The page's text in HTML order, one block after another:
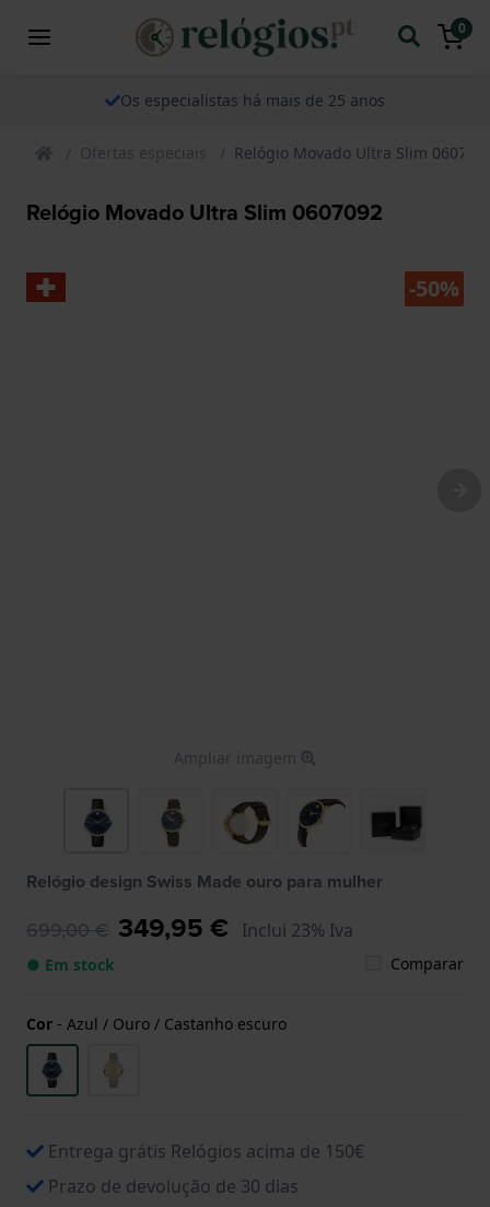
0
Os especialistas há mais de 25 anos
Ofertas especiais Relógio Movado Ultra Slim
Relógio Movado Ultra Slim 0607092
-50%
Ampliar imagem
Relógio design Swiss Made ouro para mulher
699,00 € 349,95 € Inclui 23% Iva
● Em stock Comparar
Cor - Azul / Ouro / Castanho escuro
Entrega grátis Relógios acima de 150€
Prazo de devolução de 30 dias